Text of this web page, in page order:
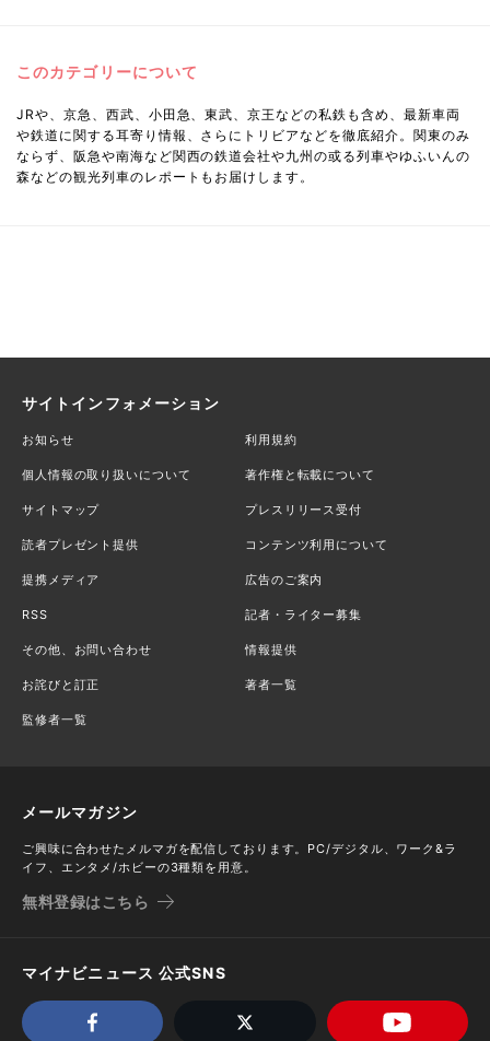
このカテゴリーについて
JRや、京急、西武、小田急、東武、京王などの私鉄も含め、最新車両
や鉄道に関する耳寄り情報、さらにトリビアなどを徹底紹介。関東のみ
ならず、阪急や南海など関西の鉄道会社や九州の或る列車やゆふいんの
森などの観光列車のレポートもお届けします。
サイトインフォメーション
お知らせ 利用規約
個人情報の取り扱いについて 著作権と転載について
サイトマップ プレスリリース受付
読者プレゼント提供 コンテンツ利用について
提携メディア 広告のご案内
RSS 記者・ライター募集
その他、お問い合わせ 情報提供
お詫びと訂正 著者一覧
監修者一覧
メールマガジン
ご興味に合わせたメルマガを配信しております。PC/デジタル、ワーク&ラ
イフ、エンタメ/ホビーの3種類を用意。
無料登録はこちら
マイナビニュース 公式SNS